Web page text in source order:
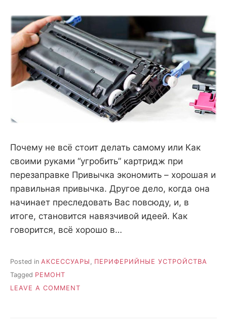
Почему не всё стоит делать самому или Как
своими руками “угробить” картридж при
перезаправке Привычка экономить – хорошая и
правильная привычка. Другое дело, когда она
начинает преследовать Вас повсюду, и, в
итоге, становится навязчивой идеей. Как
говорится, всё хорошо в…
Posted in AКСЕССУАРЫ
ПЕРИФЕРИЙНЫЕ УСТРОЙСТВА
Tagged РЕМОНТ
LEAVE A COMMENT